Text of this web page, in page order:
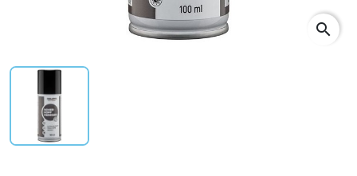
search